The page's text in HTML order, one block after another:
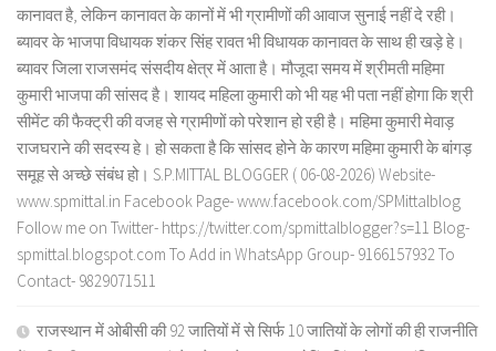
कानावत है, लेकिन कानावत के कानों में भी ग्रामीणों की आवाज सुनाई नहीं दे रही।
ब्यावर के भाजपा विधायक शंकर सिंह रावत भी विधायक कानावत के साथ ही खड़े हे।
ब्यावर जिला राजसमंद संसदीय क्षेत्र में आता है। मौजूदा समय में श्रीमती महिमा
कुमारी भाजपा की सांसद है। शायद महिला कुमारी को भी यह भी पता नहीं होगा कि श्री
सीमेंट की फैक्ट्री की वजह से ग्रामीणों को परेशान हो रही है। महिमा कुमारी मेवाड़
राजघराने की सदस्य हे। हो सकता है कि सांसद होने के कारण महिमा कुमारी के बांगड़
समूह से अच्छे संबंध हो। S.P.MITTAL BLOGGER ( 06-08-2026) Website-
www.spmittal.in Facebook Page- www.facebook.com/SPMittalblog
Follow me on Twitter- https://twitter.com/spmittalblogger?s=11 Blog-
spmittal.blogspot.com To Add in WhatsApp Group- 9166157932 To
Contact- 9829071511
राजस्थान में ओबीसी की 92 जातियों में से सिर्फ 10 जातियों के लोगों की ही राजनीति